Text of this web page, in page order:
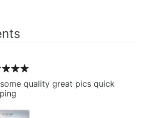
quality great pics quick